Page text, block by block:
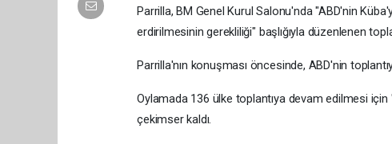
Parrilla, BM Genel Kurul Salonu'nda "ABD'nin
erdirilmesinin gerekliliği" başlığıyla düzenlenen
Parrilla'nın konuşması öncesinde, ABD'nin
Oylamada 136 ülke toplantıya devam edilmesi için
çekimser kaldı.